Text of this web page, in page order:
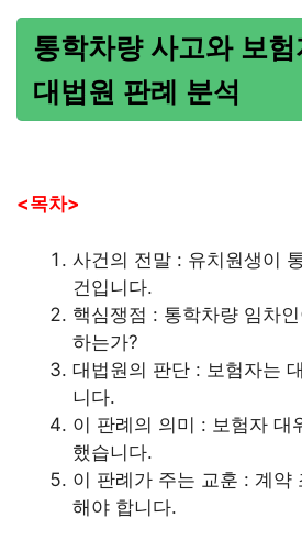
통학차량 사고와 보
대법원 판례 분석
<목차>
사건의 전말 : 유치원생이
건입니다.
핵심쟁점 : 통학차량 임차
하는가?
대법원의 판단 : 보험자는
니다.
이 판례의 의미 : 보험자 대
했습니다.
이 판례가 주는 교훈 : 계약
해야 합니다.